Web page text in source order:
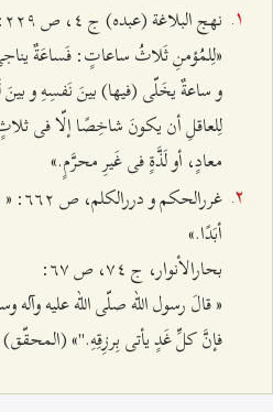
نهج البلاغة (عبده) ج ٤، ص ٢٢٩:
«لِلمُؤمنِ ثَلاثُ ساعاتٍ: فَساعَةٌ
و ساعةٌ يخَلّى (فيها) بينَ نَفسِهِ و
لِلعاقلِ أن يكونَ شاخِصًا إلّا فى
معادٍ، أو لَذَّةٍ فى غَيرِ محرَّمٍ.»
أبَدًا.»
بحارالأنوار، ج ٧٤، ص ٦٧:
« قالَ رسول الله صلّى الله عليه
فإنَّ كلِّ غَدٍ يأتى بِرزِقِهِ."» (المحقّق)